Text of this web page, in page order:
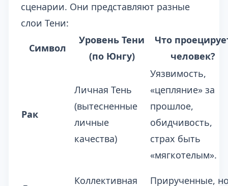
сценарии. Они представляют разные
слои Тени:
Символ
Уровень Тени
(по Юнгу)
Что
человек?
Рак
Личная Тень
(вытесненные
личные
качества)
Уязвимость,
«цепляние» за
прошлое,
обидчивость,
страх быть
«мягкотелым».
Коллективная
Прирученные,